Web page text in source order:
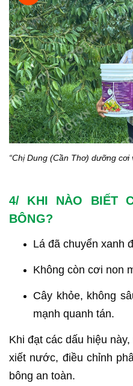
“Chị Dung (Cần Thơ) dưỡng
4/ KHI NÀO BIẾT
BÔNG?
Lá đã chuyển xanh
Không còn cơi non
Cây khỏe, không
mạnh quanh tán.
Khi đạt các dấu hiệu
xiết nước, điều chỉnh
bông an toàn.